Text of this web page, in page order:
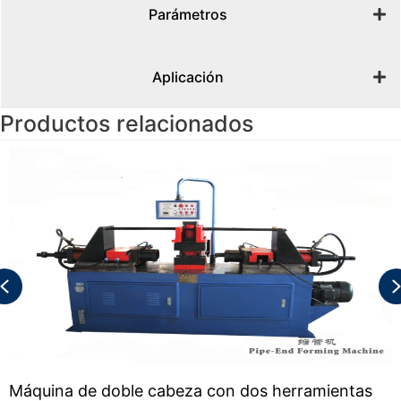
Parámetros
Aplicación
Productos relacionados
Máquina de doble cabeza con dos herramientas
Previous